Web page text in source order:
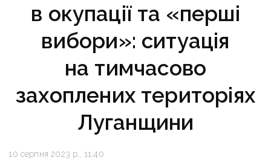
в окупації та «перші
вибори»: ситуація
на тимчасово
захоплених територіях
Луганщини
10 серпня 2023 р., 11:40